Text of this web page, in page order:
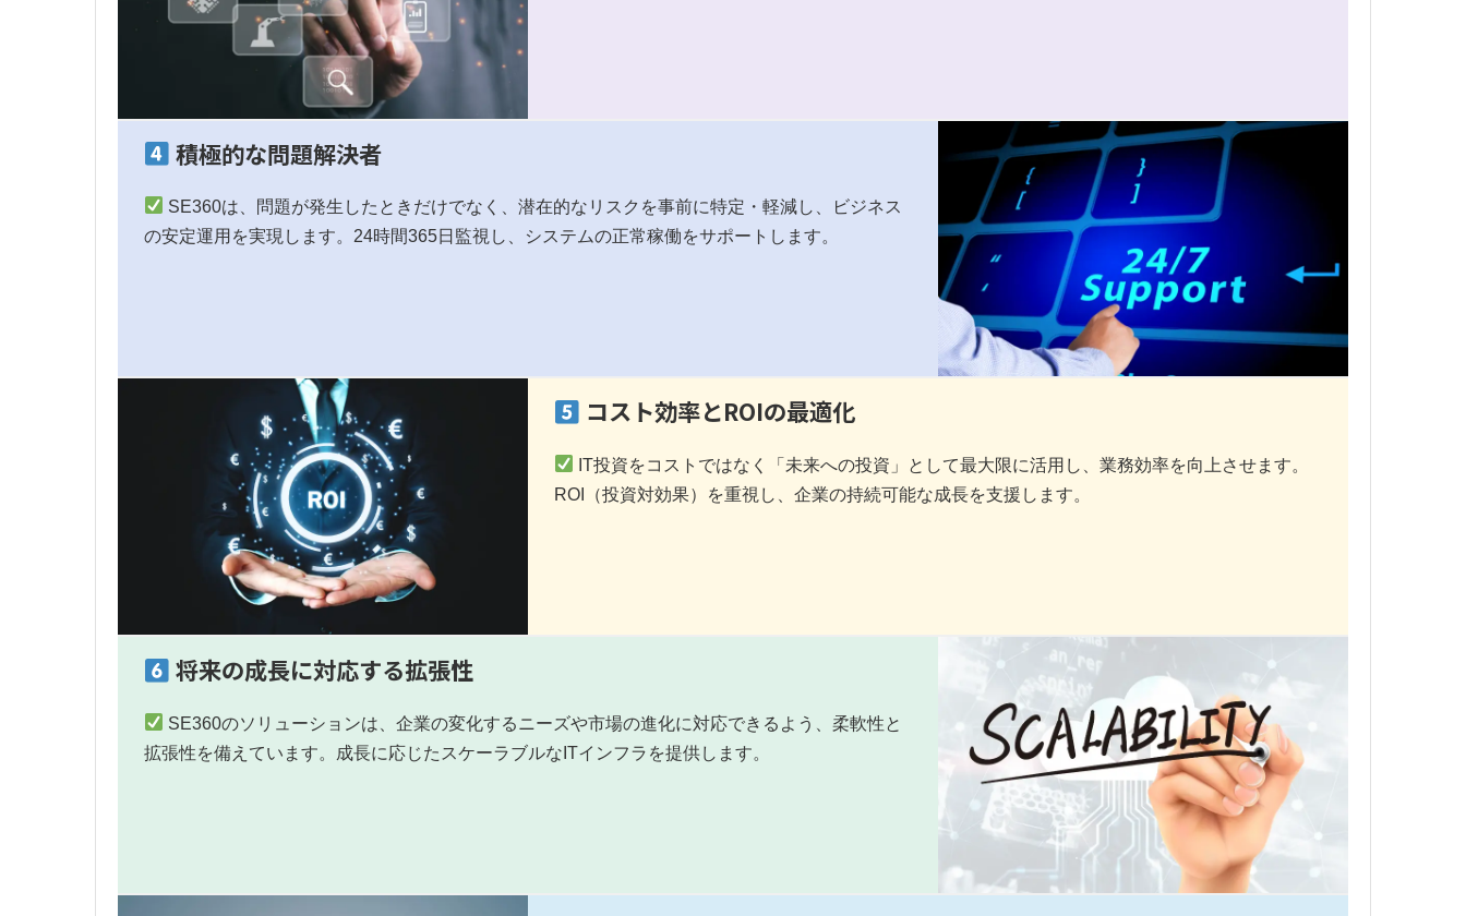
積極的な問題解決者
SE360は、問題が発生したときだけでなく、潜在的なリスクを事前に特定・軽減し、ビジネス
の安定運用を実現します。24時間365日監視し、システムの正常稼働をサポートします。
コスト効率とROIの最適化
IT投資をコストではなく「未来への投資」として最大限に活用し、業務効率を向上させます。
ROI（投資対効果）を重視し、企業の持続可能な成長を支援します。
将来の成長に対応する拡張性
SE360のソリューションは、企業の変化するニーズや市場の進化に対応できるよう、柔軟性と
拡張性を備えています。成長に応じたスケーラブルなITインフラを提供します。